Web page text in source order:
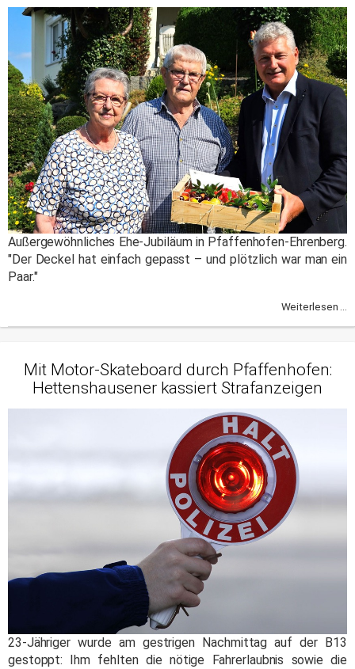
Außergewöhnliches Ehe-Jubiläum in Pfaffenhofen-Ehrenberg.
"Der Deckel hat einfach gepasst – und plötzlich war man ein
Paar."
Weiterlesen ...
Mit Motor-Skateboard durch Pfaffenhofen:
Hettenshausener kassiert Strafanzeigen
23-Jähriger wurde am gestrigen Nachmittag auf der B13
gestoppt: Ihm fehlten die nötige Fahrerlaubnis sowie die